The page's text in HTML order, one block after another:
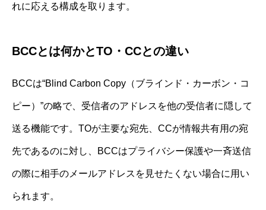
れに応える構成を取ります。
BCCとは何かとTO・CCとの違い
BCCは“Blind Carbon Copy（ブラインド・カーボン・コ
ピー）”の略で、受信者のアドレスを他の受信者に隠して
送る機能です。TOが主要な宛先、CCが情報共有用の宛
先であるのに対し、BCCはプライバシー保護や一斉送信
の際に相手のメールアドレスを見せたくない場合に用い
られます。